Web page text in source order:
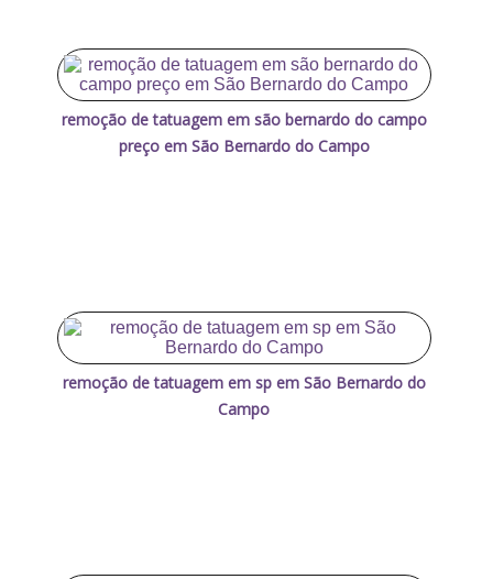
remoção de tatuagem em são bernardo do campo
preço em São Bernardo do Campo
remoção de tatuagem em sp em São Bernardo do
Campo